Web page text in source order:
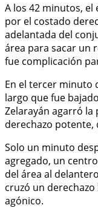
A los 42 minutos,
por el costado
adelantada del
área para sacar un
fue complicación
En el tercer minuto
largo que fue
Zelarayán agarró la
derechazo potente,
Solo un minuto
agregado, un
del área al
cruzó un
agónico.